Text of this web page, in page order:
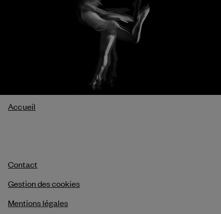
Fil
Accueil
Contact
Gestion des cookies
Mentions légales